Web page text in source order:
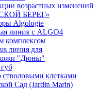
возрастных изменений
БЕРЕГ»
Algologie
линия с ALGO4
комплексом
линия для
кожи "Дюны"
стволовыми клетками
Сад (Jardin Marin)